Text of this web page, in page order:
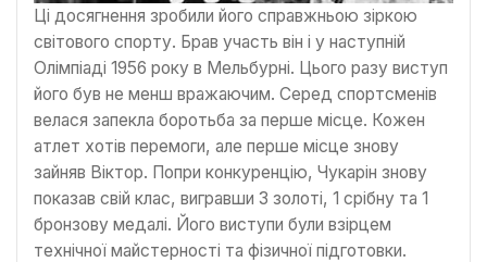
Ці досягнення зробили його справжньою зіркою
світового спорту. Брав участь він і у наступній
Олімпіаді 1956 року в Мельбурні. Цього разу виступ
його був не менш вражаючим. Серед спортсменів
велася запекла боротьба за перше місце. Кожен
атлет хотів перемоги, але перше місце знову
зайняв Віктор. Попри конкуренцію, Чукарін знову
показав свій клас, вигравши 3 золоті, 1 срібну та 1
бронзову медалі. Його виступи були взірцем
технічної майстерності та фізичної підготовки.